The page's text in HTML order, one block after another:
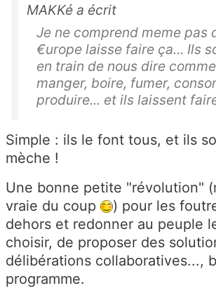
MAKKé a écrit
Je ne comprend meme pas
€urope laisse faire ça... Ils
en train de nous dire
manger, boire, fumer,
produire... et ils laissent
Simple : ils le font tous, et ils
mèche !
Une bonne petite "révolution"
vraie du coup
) pour les
dehors et redonner au peuple
choisir, de proposer des
délibérations collaboratives...,
programme.